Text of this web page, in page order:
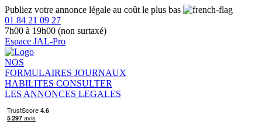
Publiez votre annonce légale au coût le plus bas
01 84 21 09 27
7h00 à 19h00 (non surtaxé)
Espace JAL-Pro
NOS
FORMULAIRES JOURNAUX
HABILITES CONSULTER
LES ANNONCES LEGALES